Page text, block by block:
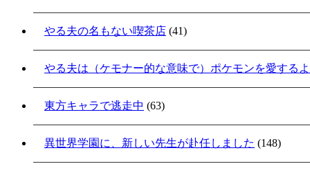
やる夫の名もない喫茶店 (41)
やる夫は（ケモナー的な意味で）ポケモンを愛する
東方キャラで逃走中 (63)
異世界学園に、新しい先生が赴任しました (148)